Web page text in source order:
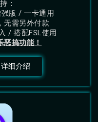
：
版 / 一卡通用
无需另外付款
/ 搭配FSL使用
搞功能！
细介绍